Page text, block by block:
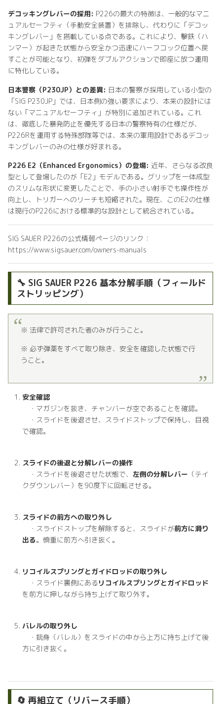
デコッキングレバーの採用: P226の最大の特徴は、一般的なマニ
ュアルセーフティ（手動安全装置）を排除し、代わりに「デコッ
キングレバー」を搭載している点である。これにより、撃鉄（ハ
ンマー）が起きた状態から安全かつ迅速にハーフコック位置へ戻
すことが可能となり、初弾をダブルアクションで即座に放つ運用
に特化している。
日本警察（P230JP）との差異: 日本の警察が採用している小型の
「SIG P230JP」では、日本側の強い要求により、本来の設計には
ない「マニュアルセーフティ」が特別に追加されている。これ
は、徹底した暴発防止を優先する日本の警察特有の仕様だが、
P226Rを運用する特殊部隊等では、本来の軍用設計であるデコッ
キングレバーのみの仕様が好まれる。
P226 E2（Enhanced Ergonomics）の登場: 近年、さらなる改良
型として登場したのが「E2」モデルである。グリップを一体成型
のスリムな形状に変更したことで、手の小さい射手でも操作性が
向上し、トリガーへのリーチも短縮された。現在、このE2の仕様
は現行のP226における標準的な設計として統合されている。
SIG SAUER P226の公式情報ページのリンク：
https://www.sigsauer.com/owners-manuals
🔧 SIG SAUER P226 基本分解手順（フィールド
ストリッピング）
※ 法律で許可された者のみが行うこと。
※ 必ず弾薬をすべて取り除き、安全を確認した状態で行
うこと。
安全確認
・マガジンを抜き、チャンバーが空であることを確認。
・スライドを後退させ、スライドストップで保持し、目視
で確認。
スライドの後退と分解レバーの操作
・スライドを後退させた状態で、 左側の分解レバー （テイ
クダウンレバー）を90度下に回転させる。
スライドの前方への取り外し
・スライドストップを解除すると、スライドが前方に滑り
出る。慎重に前方へ引き抜く。
リコイルスプリングとガイドロッドの取り外し
・スライド裏側にある リコイルスプリングとガイドロッド
を前方に押しながら持ち上げて取り外す。
バレルの取り外し
・銃身（バレル）をスライドの中から上方に持ち上げて後
方に引き抜く。
🔄 再組立て（リバース手順）